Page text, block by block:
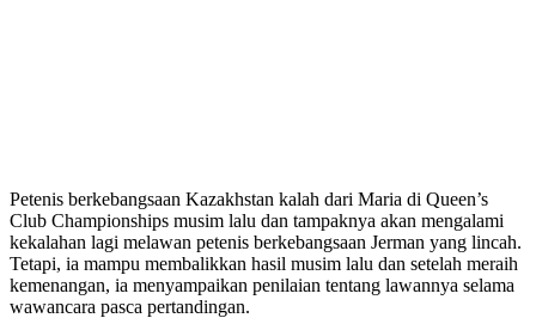
Petenis berkebangsaan Kazakhstan kalah dari Maria di Queen’s
Club Championships musim lalu dan tampaknya akan mengalami
kekalahan lagi melawan petenis berkebangsaan Jerman yang lincah.
Tetapi, ia mampu membalikkan hasil musim lalu dan setelah meraih
kemenangan, ia menyampaikan penilaian tentang lawannya selama
wawancara pasca pertandingan.